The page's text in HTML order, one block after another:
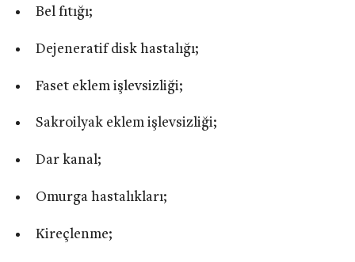
Bel fıtığı;
Dejeneratif disk hastalığı;
Faset eklem işlevsizliği;
Sakroilyak eklem işlevsizliği;
Dar kanal;
Omurga hastalıkları;
Kireçlenme;